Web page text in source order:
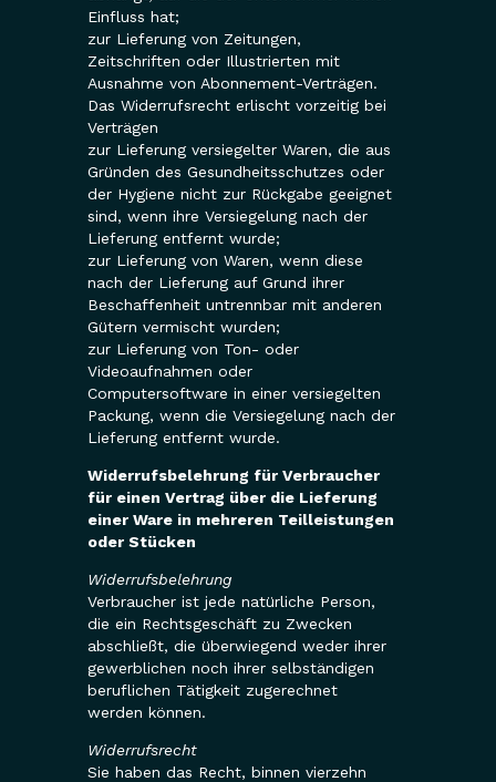
Einfluss hat;
zur Lieferung von Zeitungen,
Zeitschriften oder Illustrierten mit
Ausnahme von Abonnement-Verträgen.
Das Widerrufsrecht erlischt vorzeitig bei
Verträgen
zur Lieferung versiegelter Waren, die aus
Gründen des Gesundheitsschutzes oder
der Hygiene nicht zur Rückgabe geeignet
sind, wenn ihre Versiegelung nach der
Lieferung entfernt wurde;
zur Lieferung von Waren, wenn diese
nach der Lieferung auf Grund ihrer
Beschaffenheit untrennbar mit anderen
Gütern vermischt wurden;
zur Lieferung von Ton- oder
Videoaufnahmen oder
Computersoftware in einer versiegelten
Packung, wenn die Versiegelung nach der
Lieferung entfernt wurde.
Widerrufsbelehrung für Verbraucher
für einen Vertrag über die Lieferung
einer Ware in mehreren Teilleistungen
oder Stücken
Widerrufsbelehrung
Verbraucher ist jede natürliche Person,
die ein Rechtsgeschäft zu Zwecken
abschließt, die überwiegend weder ihrer
gewerblichen noch ihrer selbständigen
beruflichen Tätigkeit zugerechnet
werden können.
Widerrufsrecht
Sie haben das Recht, binnen vierzehn